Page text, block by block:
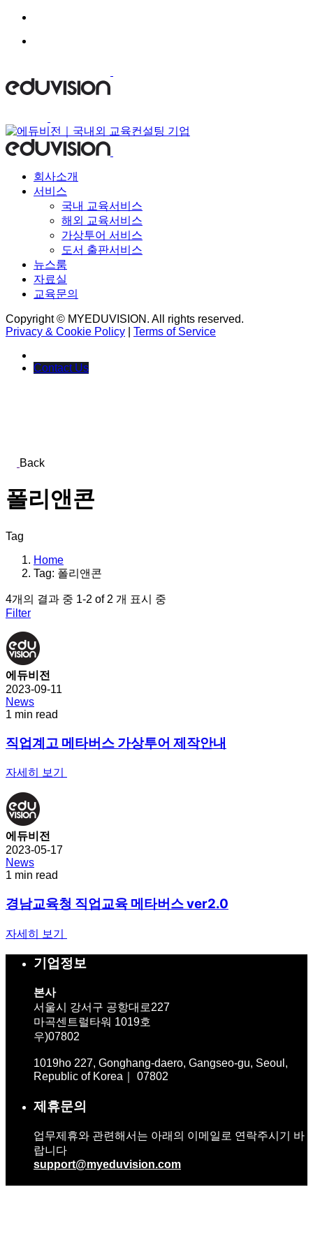
content
회사소개
서비스
국내 교육서비스
해외 교육서비스
가상투어 서비스
도서 출판서비스
뉴스룸
자료실
교육문의
Copyright © MYEDUVISION. All rights reserved.
Privacy & Cookie Policy
Terms of Service
Contact Us
Back
폴리앤콘
Tag
Home
Tag: 폴리앤콘
4개의 결과 중 1-2 of 2 개 표시 중
Filter
에듀비전
2023-09-11
News
1 min read
직업계고 메타버스 가상투어 제작안내
자세히 보기
에듀비전
2023-05-17
News
1 min read
경남교육청 직업교육 메타버스 ver2.0
자세히 보기
기업정보
본사
서울시 강서구 공항대로227
마곡센트럴타워 1019호
우)07802
1019ho 227, Gonghang-daero, Gangseo-gu, Seoul,
Republic of Korea｜ 07802
제휴문의
업무제휴와 관련해서는 아래의 이메일로 연락주시기 바
랍니다
support@myeduvision.com